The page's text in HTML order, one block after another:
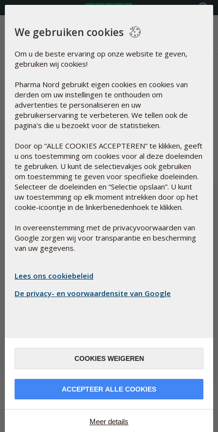
Menu
Nieuws | Carotene
Artikelen over
Carotene Resetten
alom aanbevole...
Lees hier meer over...
We gebruiken cookies
Om u de beste ervaring op onze website te geven,
gebruiken wij cookies!
Pharma Nord gebruikt eigen cookies en cookies van
derden om uw instellingen te onthouden om
advertenties te personaliseren en uw
gebruikerservaring te verbeteren. We tellen ook de
pagina's die u bezoekt voor de statistieken.
Door op “ALLE COOKIES ACCEPTEREN” te klikken, geeft
u ons toestemming om cookies voor al deze doeleinden
te gebruiken. U kunt de selectievakjes ook gebruiken
om toestemming te geven voor specifieke doeleinden.
Selecteer de doeleinden en “Selectie opslaan”. U kunt
uw toestemming op elk moment intrekken door op het
cookie-icoontje in de linkerbenedenhoek te klikken.
In overeenstemming met de privacyvoorwaarden van
Google zorgen wij voor transparantie en bescherming
van uw gegevens.
Lees ons cookiebeleid
De privacy- en voorwaardensite van Google
COOKIES WEIGEREN
ACCEPTEER ALLE COOKIES
Meer details